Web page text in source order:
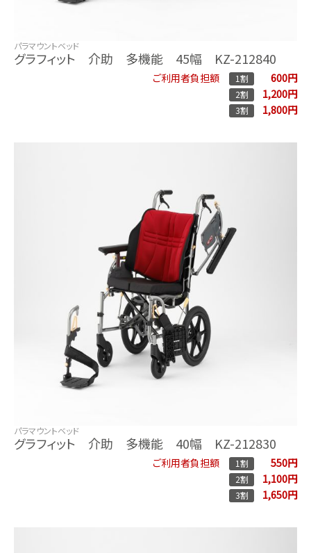
パラマウントベッド
グラフィット 介助 多機能 45幅 KZ-212840
ご利用者負担額 1割 600円
2割 1,200円
3割 1,800円
パラマウントベッド
グラフィット 介助 多機能 40幅 KZ-212830
ご利用者負担額 1割 550円
2割 1,100円
3割 1,650円